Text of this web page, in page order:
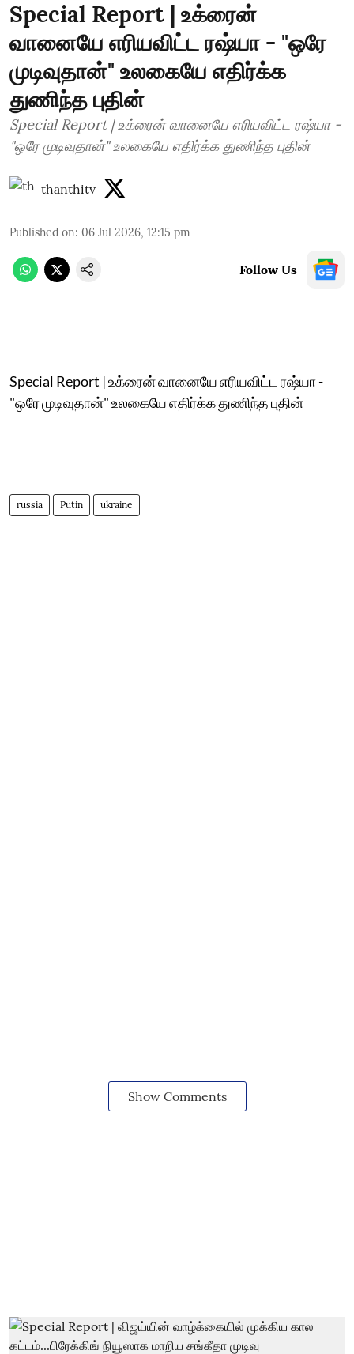
Special Report | உக்ரைன்
வானையே எரியவிட்ட ரஷ்யா - "ஒரே
முடிவுதான்" உலகையே எதிர்க்க
துணிந்த புதின்
Special Report | உக்ரைன் வானையே எரியவிட்ட ரஷ்யா -
"ஒரே முடிவுதான்" உலகையே எதிர்க்க துணிந்த புதின்
thanthitv
Published on: 06 Jul 2026, 12:15 pm
Follow Us
Special Report | உக்ரைன் வானையே எரியவிட்ட ரஷ்யா -
"ஒரே முடிவுதான்" உலகையே எதிர்க்க துணிந்த புதின்
russia Putin ukraine
Show Comments